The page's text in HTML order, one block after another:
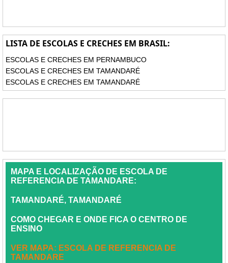
LISTA DE ESCOLAS E CRECHES EM BRASIL:
ESCOLAS E CRECHES EM PERNAMBUCO
ESCOLAS E CRECHES EM TAMANDARÉ
ESCOLAS E CRECHES EM TAMANDARÉ
MAPA E LOCALIZAÇÃO DE ESCOLA DE
REFERENCIA DE TAMANDARE:
TAMANDARÉ, TAMANDARÉ
COMO CHEGAR E ONDE FICA O CENTRO DE
ENSINO
VER MAPA: ESCOLA DE REFERENCIA DE
TAMANDARE